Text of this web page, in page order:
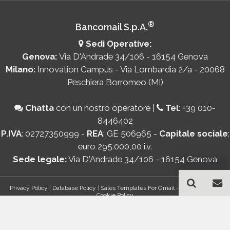
Bancomail S.p.A.®
Sedi Operative:
Genova: Via D'Andrade 34/106 - 16154 Genova
Milano: Innovation Campus - Via Lombardia 2/a - 20068
Peschiera Borromeo (MI)
Chatta con un nostro operatore | Tel: +39 010-
8446402
P.IVA: 02727350999 - REA: GE 506965 - Capitale sociale:
euro 295.000,00 i.v.
Sede legale:Via D'Andrade 34/106 - 16154 Genova
Privacy Policy | Database Policy | Sales Templates For Gmail - AddOn Policy|
Cookie Policy